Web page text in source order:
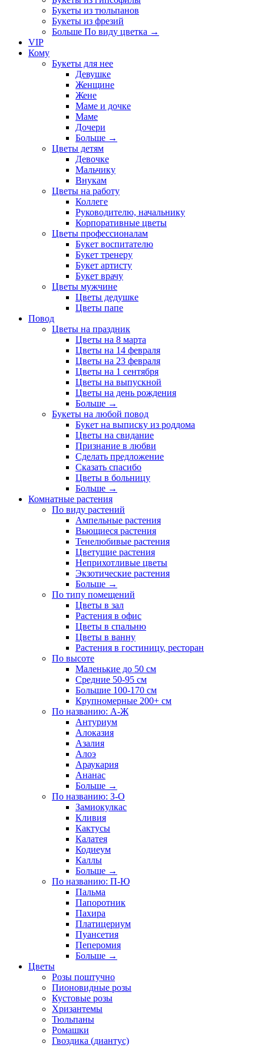
Букеты из тюльпанов
Букеты из фрезий
Больше По виду цветка →
VIP
Кому
Букеты для нее
Девушке
Женщине
Жене
Маме и дочке
Маме
Дочери
Больше →
Цветы детям
Девочке
Мальчику
Внукам
Цветы на работу
Коллеге
Руководителю, начальнику
Корпоративные цветы
Цветы профессионалам
Букет воспитателю
Букет тренеру
Букет артисту
Букет врачу
Цветы мужчине
Цветы дедушке
Цветы папе
Повод
Цветы на праздник
Цветы на 8 марта
Цветы на 14 февраля
Цветы на 23 февраля
Цветы на 1 сентября
Цветы на выпускной
Цветы на день рождения
Больше →
Букеты на любой повод
Букет на выписку из роддома
Цветы на свидание
Признание в любви
Сделать предложение
Сказать спасибо
Цветы в больницу
Больше →
Комнатные растения
По виду растений
Ампельные растения
Вьющиеся растения
Тенелюбивые растения
Цветущие растения
Неприхотливые цветы
Экзотические растения
Больше →
По типу помещений
Цветы в зал
Растения в офис
Цветы в спальню
Цветы в ванну
Растения в гостиницу, ресторан
По высоте
Маленькие до 50 см
Средние 50-95 см
Большие 100-170 см
Крупномерные 200+ см
По названию: А-Ж
Антуриум
Алоказия
Азалия
Алоэ
Араукария
Ананас
Больше →
По названию: З-О
Замиокулкас
Кливия
Кактусы
Калатея
Кодиеум
Каллы
Больше →
По названию: П-Ю
Пальма
Папоротник
Пахира
Платицериум
Пуансетия
Пеперомия
Больше →
Цветы
Розы поштучно
Пионовидные розы
Кустовые розы
Хризантемы
Тюльпаны
Ромашки
Гвоздика (диантус)